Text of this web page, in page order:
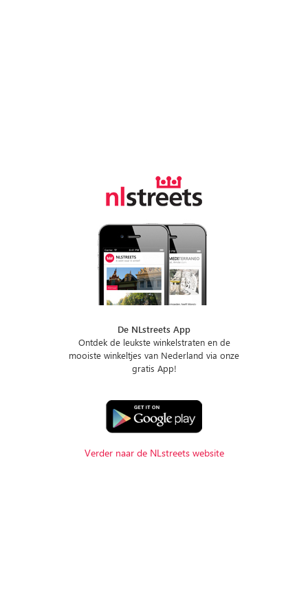
De NLstreets App
Ontdek de leukste winkelstraten en de
mooiste winkeltjes van Nederland via onze
gratis App!
Verder naar de NLstreets website